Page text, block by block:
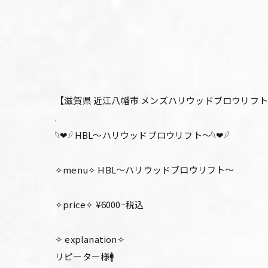
【滋賀県 近江八幡市 メンズハリウッドブロウリフ
.
𓆩❤︎𓆪 HBL〜ハリウッドブロウリフト〜𓆩❤︎𓆪
✧menu✧ HBL〜ハリウッドブロウリフト〜
✧price✧ ¥6000−税込
✧ explanation✧
リピーター様🚹